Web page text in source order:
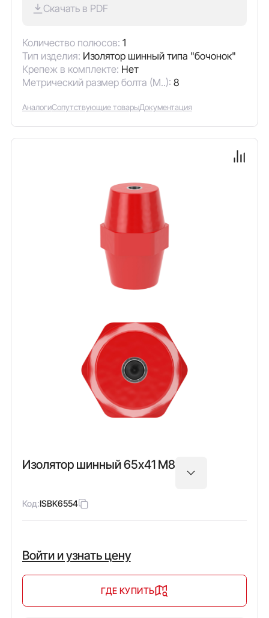
Скачать в PDF
Количество полюсов: 1
Тип изделия: Изолятор шинный типа "бочонок"
Крепеж в комплекте: Нет
Метрический размер болта (М..): 8
АналогиСопутствующие товарыДокументация
Изолятор шинный 65х41 М8
Код:ISBK6554
Войти и узнать цену
ГДЕ КУПИТЬ